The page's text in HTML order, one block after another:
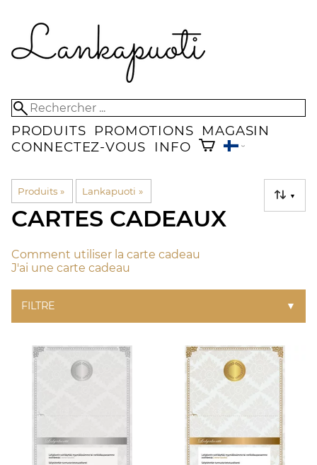
PRODUITS PROMOTIONS
MAGASIN
CONNECTEZ-VOUS
INFO
Produits ‪» Lankapuoti ‪» ▼
CARTES CADEAUX
Comment utiliser la carte cadeau
J'ai une carte cadeau
FILTRE ▼